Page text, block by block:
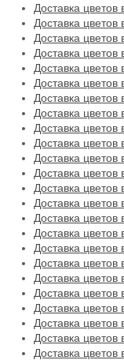
Доставка цветов
Доставка цветов
Доставка
Доставка цветов
Доставка цветов
Доставка цветов
Доставка
Доставка цветов
Доставка цветов
Доставка
Доставка цветов
Доставка цветов
Доставка цветов
Доставка
Доставка цветов
Доставка цветов
Доставка цветов
Доставка
Доставка
Доставка цветов
Доставка цветов
Доставка
Доставка
Доставка